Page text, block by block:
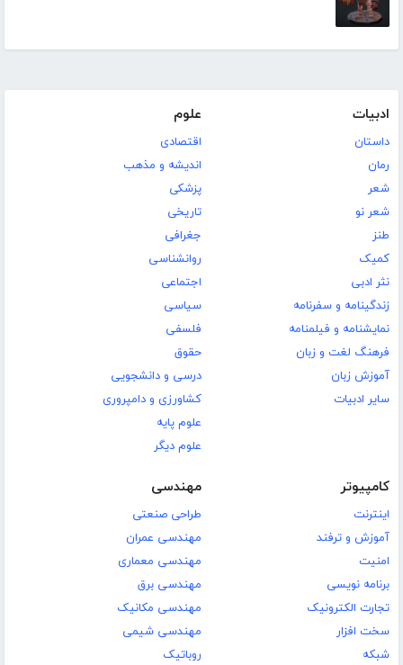
ادبیات
داستان
رمان
شعر
شعر نو
طنز
کمیک
نثر ادبی
زندگینامه و سفرنامه
نمایشنامه و فیلمنامه
فرهنگ لغت و زبان
آموزش زبان
سایر ادبیات
علوم
اقتصادی
اندیشه و مذهب
پزشکی
تاریخی
جغرافی
روانشناسی
اجتماعی
سیاسی
فلسفی
حقوق
درسی و دانشجویی
کشاورزی و دامپروری
علوم پایه
علوم دیگر
کامپیوتر
اینترنت
آموزش و ترفند
امنیت
برنامه نویسی
تجارت الکترونیک
سخت افزار
شبکه
مهندسی
طراحی صنعتی
مهندسی عمران
مهندسی معماری
مهندسی برق
مهندسی مکانیک
مهندسی شیمی
روباتیک